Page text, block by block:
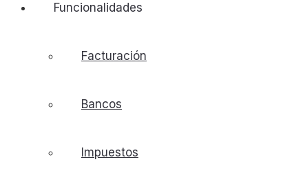
Funcionalidades
Facturación
Bancos
Impuestos